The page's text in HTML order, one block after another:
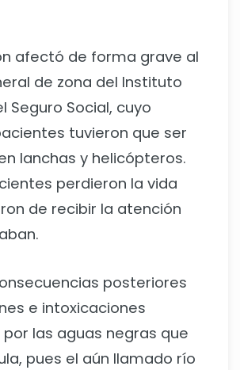
afectó de forma grave al
de zona del Instituto
Seguro Social, cuyo
tuvieron que ser
lanchas y helicópteros.
perdieron la vida
de recibir la atención
posteriores
e intoxicaciones
las aguas negras que
pues el aún llamado río